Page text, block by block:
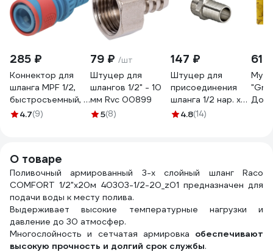
285 ₽
Коннектор для
шланга MPF 1/2,
быстросъемный, с
аквастопом, ABS
4.7(9)
79 ₽ /шт
Штуцер для
шлангов 1/2" - 10
мм Rvc 00899
5(8)
147 ₽
Штуцер для
присоединения
шланга 1/2 нар. х
20мм Valtec
4.8(14)
61
О товаре
Поливочный армированный 3-х слойный шланг Raco
COMFORT 1/2"x20м 40303-1/2-20_z01 предназначен для
подачи воды к месту полива.
Выдерживает высокие температурные нагрузки и
давление до 30 атмосфер.
Многослойность и сетчатая армировка обеспечивают
высокую прочность и долгий срок службы.